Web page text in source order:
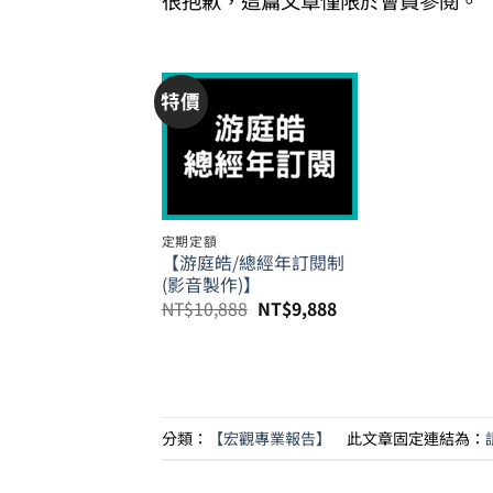
特價
定期定額
【游庭皓/總經年訂閱制
(影音製作)】
NT$10,888 原
始
NT$9,888目
前
分類： 【宏觀專業報告】 此文章固定連結為：